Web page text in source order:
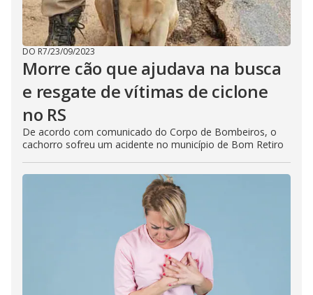
DO R7/23/09/2023
Morre cão que ajudava na busca
e resgate de vítimas de ciclone
no RS
De acordo com comunicado do Corpo de Bombeiros, o
cachorro sofreu um acidente no município de Bom Retiro